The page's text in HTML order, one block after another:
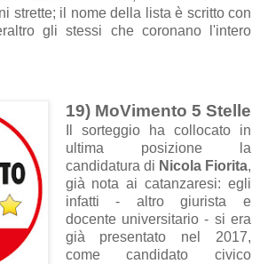
strette; il nome della lista è scritto con
gli stessi che coronano l'intero
19) MoVimento 5 Stelle
Il sorteggio ha collocato in
ultima posizione la
candidatura di Nicola Fiorita,
già nota ai catanzaresi: egli
infatti - altro giurista e
docente universitario - si era
già presentato nel 2017,
come candidato civico